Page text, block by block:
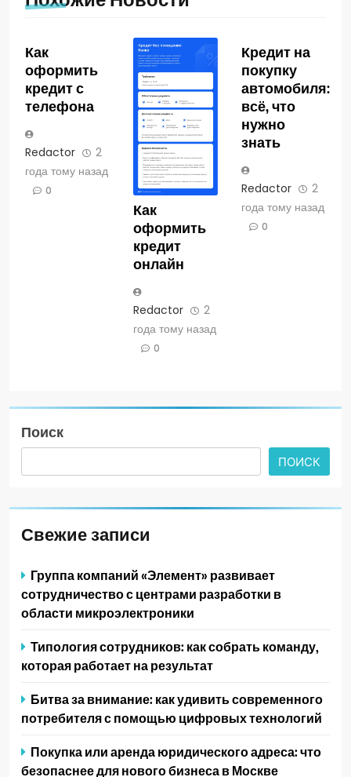
Как
оформить
кредит с
телефона
Redactor
2
года тому назад
0
Как
оформить
кредит
онлайн
Redactor
2
года тому назад
0
Кредит на
покупку
автомобиля:
всё, что
нужно
знать
Redactor
2
года тому назад
0
Поиск
ПОИСК
Свежие записи
Группа компаний «Элемент» развивает
сотрудничество с центрами разработки в
области микроэлектроники
Типология сотрудников: как собрать команду,
которая работает на результат
Битва за внимание: как удивить современного
потребителя с помощью цифровых технологий
Покупка или аренда юридического адреса: что
безопаснее для нового бизнеса в Москве